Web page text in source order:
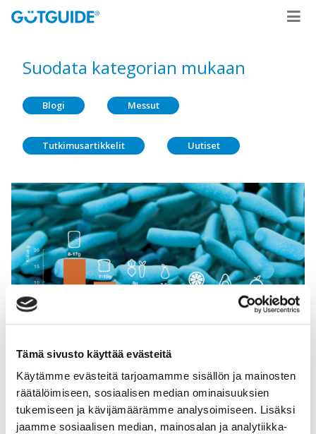
Tämä sivusto käyttää evästeitä
Käytämme evästeitä tarjoamamme sisällön ja mainosten
räätälöimiseen, sosiaalisen median ominaisuuksien
tukemiseen ja kävijämäärämme analysoimiseen. Lisäksi
jaamme sosiaalisen median, mainosalan ja analytiikka-
Suodata kategorian mukaan
Blogi Messut
Tutkimusartikkelit Uutiset
Blogi
Kuituja hyvien suolistobakteerien ravinnoksi
07.10.2024